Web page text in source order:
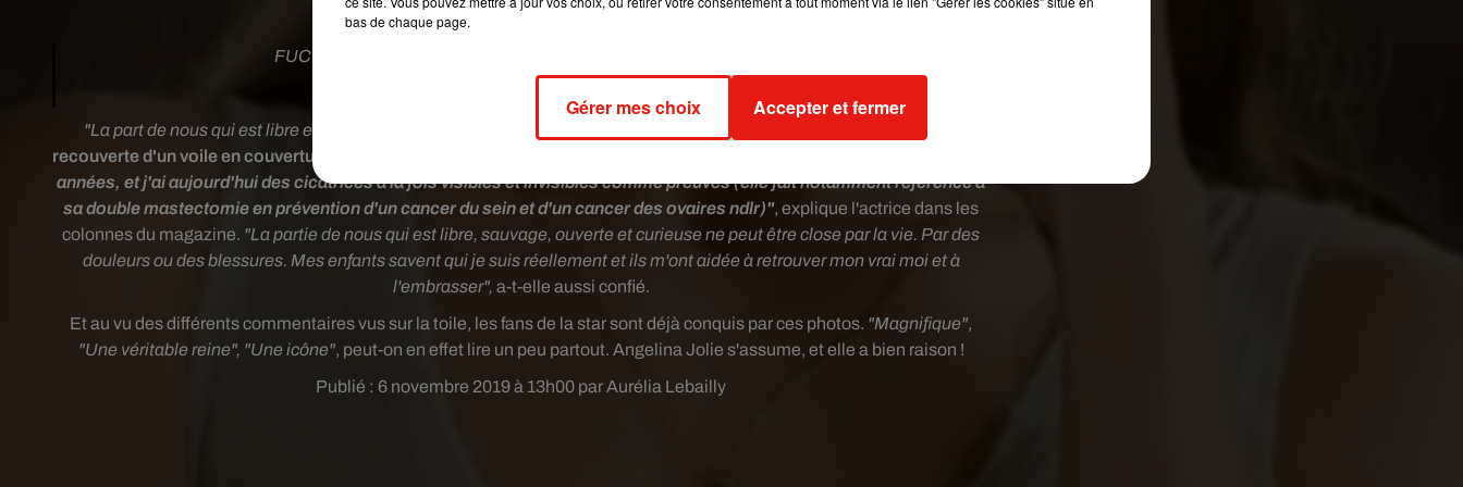
Publié : 6 novembre 2019 à 13h00 par Aurélia Lebailly
FUCK IT UP MAAM
"La part de nous qui est libre et curieuse peut un jour être fermée par la vie"
recouverte d'un voile en couverture
années, et j'ai aujourd'hui des cicatrices à la fois visibles et invisibles comme preuves (elle fait notamment référence à
sa double mastectomie en prévention d'un cancer du sein et d'un cancer des ovaires ndlr)", explique l'actrice dans les
colonnes du magazine. "La partie de nous qui est libre, sauvage, ouverte et curieuse ne peut être close par la vie. Par des
douleurs ou des blessures. Mes enfants savent qui je suis réellement et ils m'ont aidée à retrouver mon vrai moi et à
l'embrasser", a-t-elle aussi confié.
Et au vu des différents commentaires vus sur la toile, les fans de la star sont déjà conquis par ces photos. "Magnifique",
"Une véritable reine", "Une icône", peut-on en effet lire un peu partout. Angelina Jolie s'assume, et elle a bien raison !
bas de chaque page.
Gérer mes choix Accepter et fermer